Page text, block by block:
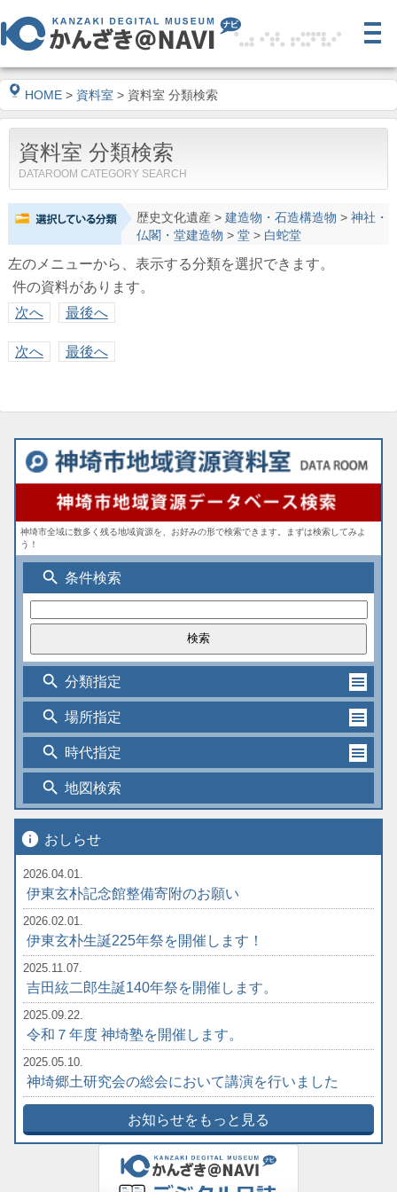
HOME > 資料室 > 資料室 分類検索
資料室 分類検索
DATAROOM CATEGORY SEARCH
歴史文化遺産> 建造物・石造構造物 > 神社・
仏閣・堂建造物 > 堂> 白蛇堂
左のメニューから、表示する分類を選択できます。
件の資料があります。
次へ
最後へ
次へ 最後へ
神埼市全域に数多く残る地域資源を、お好みの形で検索できます。まずは検索してみよ
う！
search 条件検索
search 分類指定
search 場所指定
search 時代指定
search 地図検索
info おしらせ
2026.04.01.
伊東玄朴記念館整備寄附のお願い
2026.02.01.
伊東玄朴生誕225年祭を開催します！
2025.11.07.
吉田絃二郎生誕140年祭を開催します。
2025.09.22.
令和７年度 神埼塾を開催します。
2025.05.10.
神埼郷土研究会の総会において講演を行いました
お知らせをもっと見る